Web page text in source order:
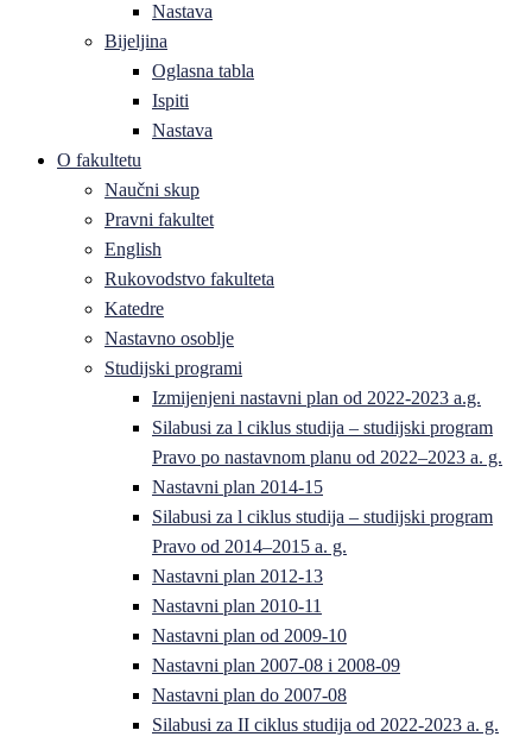
Nastava
Bijeljina
Oglasna tabla
Ispiti
Nastava
O fakultetu
Naučni skup
Pravni fakultet
English
Rukovodstvo fakulteta
Katedre
Nastavno osoblje
Studijski programi
Izmijenjeni nastavni plan od 2022-2023 a.g.
Silabusi za l ciklus studija – studijski program
Pravo po nastavnom planu od 2022–2023 a. g.
Nastavni plan 2014-15
Silabusi za l ciklus studija – studijski program
Pravo od 2014–2015 a. g.
Nastavni plan 2012-13
Nastavni plan 2010-11
Nastavni plan od 2009-10
Nastavni plan 2007-08 i 2008-09
Nastavni plan do 2007-08
Silabusi za II ciklus studija od 2022-2023 a. g.